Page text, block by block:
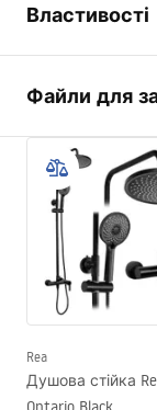
Властивості
Колір
Тип кабіни
Колір скла
Спосіб
Серія
Монтаж
Висота
Напрямок кабіни
Гарантія
Файли для
Warunki
WARUNKI
Instrukcja
Instrukcja
Rea
Душова стійка